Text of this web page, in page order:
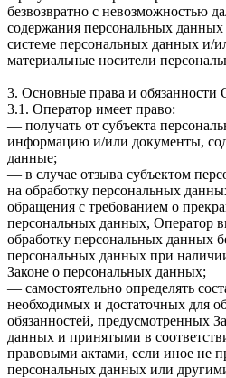
безвозвратно с невозможностью
содержания персональных
системе персональных данных и/
материальные носители
3. Основные права и обязанности
3.1. Оператор имеет право:
— получать от субъекта
информацию и/или документы,
данные;
— в случае отзыва субъектом
на обработку персональных
обращения с требованием о
персональных данных, Оператор
обработку персональных данных
персональных данных при
Законе о персональных данных;
— самостоятельно определять
необходимых и достаточных для
обязанностей, предусмотренных
данных и принятыми в
правовыми актами, если иное не
персональных данных или